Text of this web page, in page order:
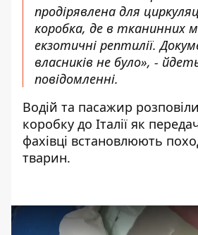
продірявлена ​​для
коробка, де в тканинних
екзотичні рептилії.
власників не було», -
повідомленні.
Водій та пасажир
коробку до Італії як
фахівці встановлюють
тварин.